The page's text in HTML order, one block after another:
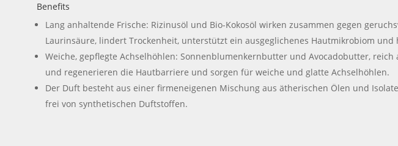
Benefits
Lang anhaltende Frische: Rizinusöl und Bio-Kokosöl wirken zusammen gegen
Laurinsäure, lindert Trockenheit, unterstützt ein ausgeglichenes Hautmikrobiom
Weiche, gepflegte Achselhöhlen: Sonnenblumenkernbutter und Avocadobutter,
und regenerieren die Hautbarriere und sorgen für weiche und glatte Achselhöhlen.
Der Duft besteht aus einer firmeneigenen Mischung aus ätherischen Ölen und
frei von synthetischen Duftstoffen.